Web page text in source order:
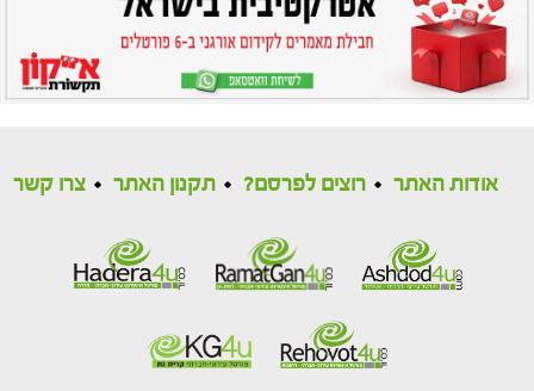
אודות האתר רוצים לפרסם? תקנון האתר צרו קשר